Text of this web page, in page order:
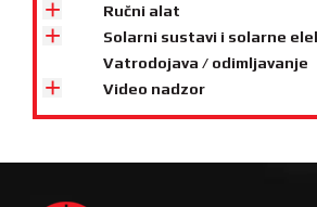
Ručni alat
Solarni sustavi i solarne
Vatrodojava / odimljavanje
Video nadzor